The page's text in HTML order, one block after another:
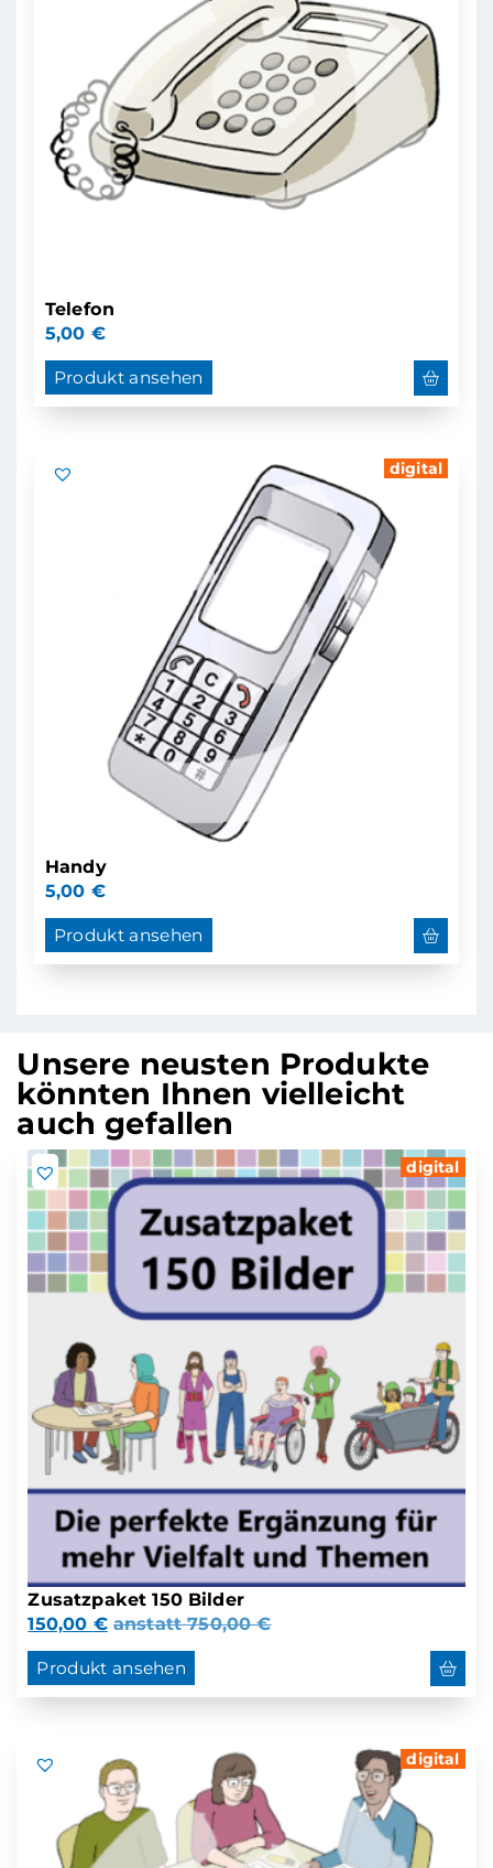
Telefon
5,00 €
Produkt ansehen
digital
Handy
5,00 €
Produkt ansehen
Unsere neusten Produkte
könnten Ihnen vielleicht
auch gefallen
digital
Zusatzpaket 150 Bilder
150,00 € anstatt750,00€
Produkt ansehen
digital